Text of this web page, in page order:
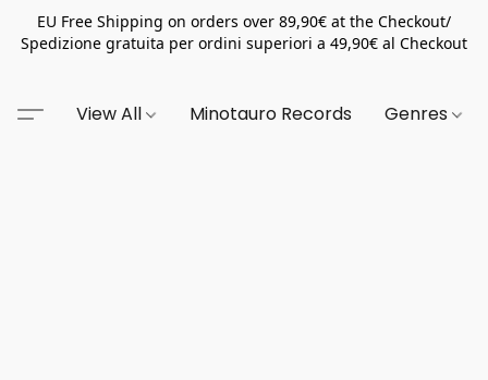
EU Free Shipping on orders over 89,90€ at the Checkout/
Spedizione gratuita per ordini superiori a 49,90€ al Checkout
View All Minotauro Records Genres